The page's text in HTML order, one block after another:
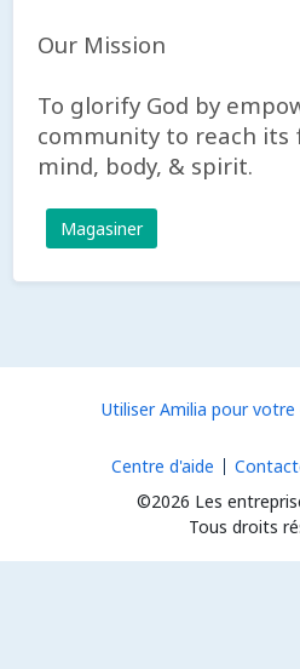
Our Mission
To glorify God by
community to reach
mind, body, & spirit.
Magasiner
Utiliser Amilia pour
©2026 Les
Tous droits
Centre d'aide